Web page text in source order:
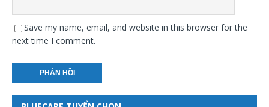
Save my name, email, and website in this browser for the
next time I comment.